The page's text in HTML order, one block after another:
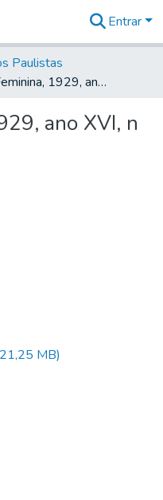
Entrar
Paulistas
Revista Feminina, 1929, ano XVI, n 178
ano XVI, n
MB)